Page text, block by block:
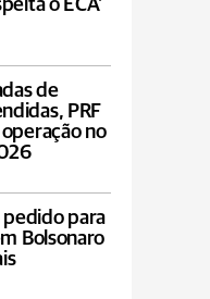
o ECA'
de
PRF
no
pedido para
Bolsonaro